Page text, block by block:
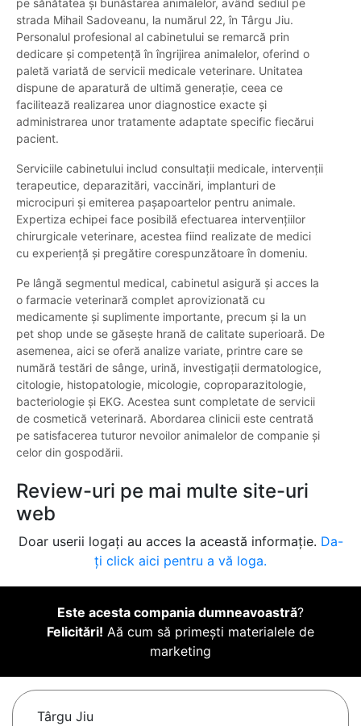
pe sănătatea și bunăstarea animalelor, având sediul pe
strada Mihail Sadoveanu, la numărul 22, în Târgu Jiu.
Personalul profesional al cabinetului se remarcă prin
dedicare și competență în îngrijirea animalelor, oferind o
paletă variată de servicii medicale veterinare. Unitatea
dispune de aparatură de ultimă generație, ceea ce
facilitează realizarea unor diagnostice exacte și
administrarea unor tratamente adaptate specific fiecărui
pacient.
Serviciile cabinetului includ consultații medicale, intervenții
terapeutice, deparazitări, vaccinări, implanturi de
microcipuri și emiterea pașapoartelor pentru animale.
Expertiza echipei face posibilă efectuarea intervențiilor
chirurgicale veterinare, acestea fiind realizate de medici
cu experiență și pregătire corespunzătoare în domeniu.
Pe lângă segmentul medical, cabinetul asigură și acces la
o farmacie veterinară complet aprovizionată cu
medicamente și suplimente importante, precum și la un
pet shop unde se găsește hrană de calitate superioară. De
asemenea, aici se oferă analize variate, printre care se
numără testări de sânge, urină, investigații dermatologice,
citologie, histopatologie, micologie, coproparazitologie,
bacteriologie și EKG. Acestea sunt completate de servicii
de cosmetică veterinară. Abordarea clinicii este centrată
pe satisfacerea tuturor nevoilor animalelor de companie și
celor din gospodării.
Review-uri pe mai multe site-uri
web
Doar userii logați au acces la această informație. Da-
ți click aici pentru a vă loga.
Este acesta compania dumneavoastră?
Felicitări! Aă cum să primești materialele de
marketing
Târgu Jiu